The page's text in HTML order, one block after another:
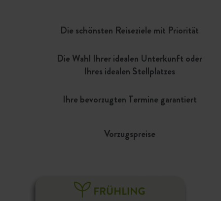
Die schönsten Reiseziele mit Priorität
Die Wahl Ihrer idealen Unterkunft oder
Ihres idealen Stellplatzes
Ihre bevorzugten Termine garantiert
Vorzugspreise